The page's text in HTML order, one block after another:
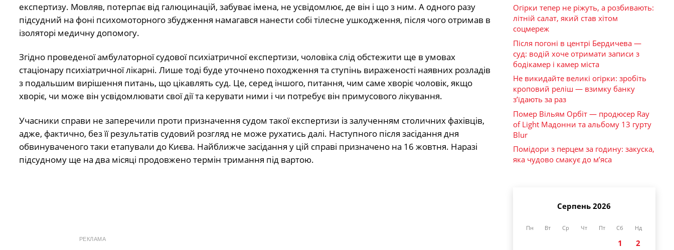
експертизу. Мовляв, потерпає від галюцинацій, забуває імена, не усвідомлює, де він і що з ним. А одного разу
підсудний на фоні психомоторного збудження намагався нанести собі тілесне ушкодження, після чого отримав в
ізоляторі медичну допомогу.
Згідно проведеної амбулаторної судової психіатричної експертизи, чоловіка слід обстежити ще в умовах
стаціонару психіатричної лікарні. Лише тоді буде уточнено походження та ступінь вираженості наявних розладів
з подальшим вирішення питань, що цікавлять суд. Це, серед іншого, питання, чим саме хворіє чоловік, якщо
хворіє, чи може він усвідомлювати свої дії та керувати ними і чи потребує він примусового лікування.
Учасники справи не заперечили проти призначення судом такої експертизи із залученням столичних фахівців,
адже, фактично, без її результатів судовий розгляд не може рухатись далі. Наступного після засідання дня
обвинуваченого таки етапували до Києва. Найближче засідання у цій справі призначено на 16 жовтня. Наразі
підсудному ще на два місяці продовжено термін тримання під вартою.
РЕКЛАМА
Огірки тепер не ріжуть, а розбивають:
літній салат, який став хітом
соцмереж
Після погоні в центрі Бердичева —
суд: водій хоче отримати записи з
бодікамер і камер міста
Не викидайте великі огірки: зробіть
кроповий реліш — взимку банку
з’їдають за раз
Помер Вільям Орбіт — продюсер Ray
of Light Мадонни та альбому 13 гурту
Blur
Помідори з перцем за годину: закуска,
яка чудово смакує до м’яса
Серпень 2026
Пн Вт Ср Чт Пт Сб Нд
1
2